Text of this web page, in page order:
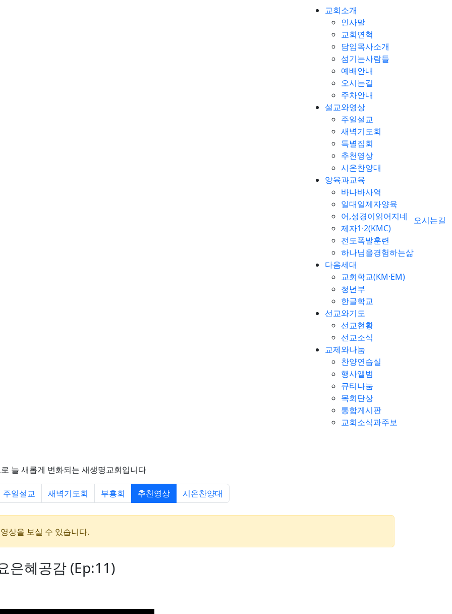
교회소개
인사말
교회연혁
담임목사소개
섬기는사람들
예배안내
오시는길
주차안내
설교와영상
주일설교
새벽기도회
특별집회
추천영상
시온찬양대
양육과교육
바나바사역
일대일제자양육
어,성경이읽어지네
제자1·2(KMC)
전도폭발훈련
하나님을경험하는삶
다음세대
교회학교(KM·EM)
청년부
한글학교
선교와기도
선교현황
선교소식
교제와나눔
찬양연습실
행사앨범
큐티나눔
목회단상
통합게시판
교회소식과주보
오시는길
늘 새롭게 변화되는 새생명교회입니다
주일설교 새벽기도회 부흥회 추천영상 시온찬양대
상을 보실 수 있습니다.
은혜공감 (Ep:11)